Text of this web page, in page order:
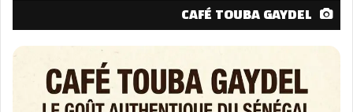
CAFÉ TOUBA GAYDEL